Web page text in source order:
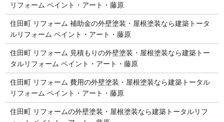
リフォーム ペイント・アート・藤原
住田町 リフォーム 補助金の外壁塗装・屋根塗装なら建築トータ
ルリフォーム ペイント・アート・藤原
住田町 リフォーム 見積もりの外壁塗装・屋根塗装なら建築トー
タルリフォーム ペイント・アート・藤原
住田町 リフォーム 費用の外壁塗装・屋根塗装なら建築トータル
リフォーム ペイント・アート・藤原
住田町 リフォームの外壁塗装・屋根塗装なら建築トータルリフ